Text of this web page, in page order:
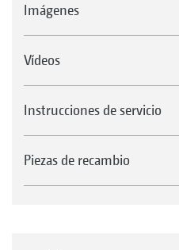
Imágenes
Vídeos
Instrucciones de servicio
Piezas de recambio